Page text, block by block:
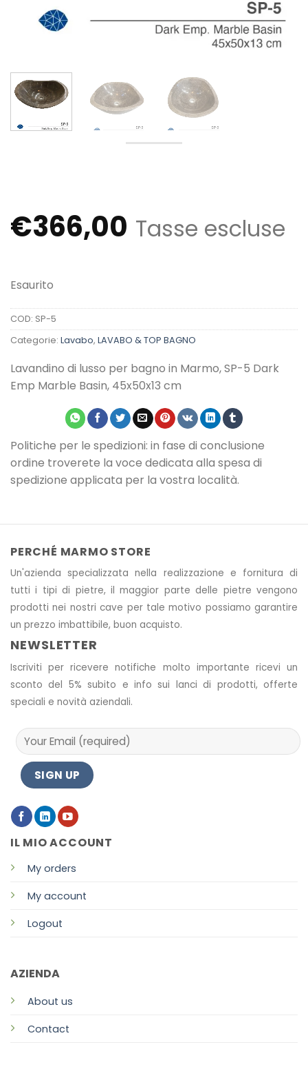
€366,00 Tasse escluse
Esaurito
COD: SP-5
Categorie: Lavabo, LAVABO & TOP BAGNO
Lavandino di lusso per bagno in Marmo, SP-5 Dark
Emp Marble Basin, 45x50x13 cm
Politiche per le spedizioni: in fase di conclusione
ordine troverete la voce dedicata alla spesa di
spedizione applicata per la vostra località.
PERCHÉ MARMO STORE
Un'azienda specializzata nella realizzazione e fornitura di
tutti i tipi di pietre, il maggior parte delle pietre vengono
prodotti nei nostri cave per tale motivo possiamo garantire
un prezzo imbattibile, buon acquisto.
IL MIO ACCOUNT
My orders
My account
Logout
AZIENDA
About us
Contact
NEWSLETTER
Iscriviti per ricevere notifiche molto importante ricevi un
sconto del 5% subito e info sui lanci di prodotti, offerte
speciali e novità aziendali.